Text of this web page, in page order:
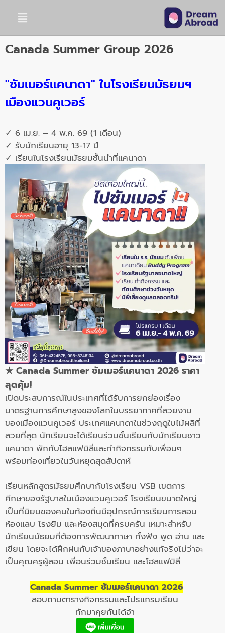
Canada Summer Group 2026
"ซัมเมอร์แคนาดา" ในโรงเรียนมัธยมฯ
เมืองแวนคูเวอร์
✓ 6 เม.ย. – 4 พ.ค. 69 (1 เดือน)
✓ รับนักเรียนอายุ 13-17 ปี
✓ เรียนในโรงเรียนมัธยมชั้นนำที่แคนาดา
★ Canada Summer ซัมเมอร์แคนาดา 2026 ราคา
สุดคุ้ม!
เปิดประสบการณ์ในประเทศที่ได้รับการยกย่องเรื่อง
มาตรฐานการศึกษาสูงของโลกในบรรยากาศที่สวยงาม
ของเมืองแวนคูเวอร์ ประเทศแคนาดาในช่วงฤดูใบไม้ผลิที่
สวยที่สุด นักเรียนจะได้เรียนร่วมชั้นเรียนกับนักเรียนชาว
แคนาดา พักกับโฮสแฟมิลี่และทำกิจกรรมกับเพื่อนๆ
พร้อมท่องเที่ยวในวันหยุดสุดสัปดาห์
เรียนหลักสูตรมัธยมศึกษากับโรงเรียน VSB เขตการ
ศึกษาของรัฐบาลในเมืองแวนคูเวอร์ โรงเรียนขนาดใหญ่
เป็นที่นิยมของคนในท้องถิ่นมีอุปกรณ์การเรียนการสอน
ห้องแลบ โรงยิม และห้องสมุดที่ครบครัน เหมาะสำหรับ
นักเรียนมัธยมที่ต้องการพัฒนาภาษา ทั้งฟัง พูด อ่าน และ
เขียน โดยจะได้ฝึกฝนกับเจ้าของภาษาอย่างแท้จริงไม่ว่าจะ
เป็นคุณครูผู้สอน เพื่อนร่วมชั้นเรียน และโฮสแฟมิลี่
Canada Summer ซัมเมอร์แคนาดา 2026
สอบถามตารางกิจกรรมและโปรแกรมเรียน
ทักมาคุยกันได้จ้า